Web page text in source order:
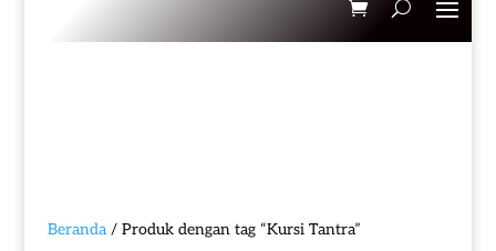
Beranda/ Produk dengan tag “Kursi Tantra”